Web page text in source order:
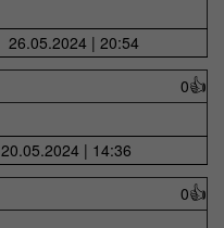
26.05.2024 | 20:54
0👍
20.05.2024 | 14:36
0👍